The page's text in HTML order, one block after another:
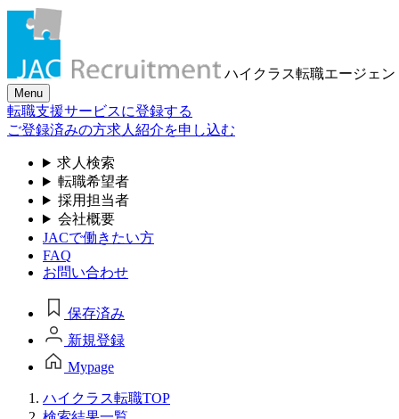
ハイクラス転職エージェン
Menu
転職支援サービスに登録する
ご登録済みの方求人紹介を申し込む
求人検索
転職希望者
採用担当者
会社概要
JACで働きたい方
FAQ
お問い合わせ
保存済み
新規登録
Mypage
ハイクラス転職TOP